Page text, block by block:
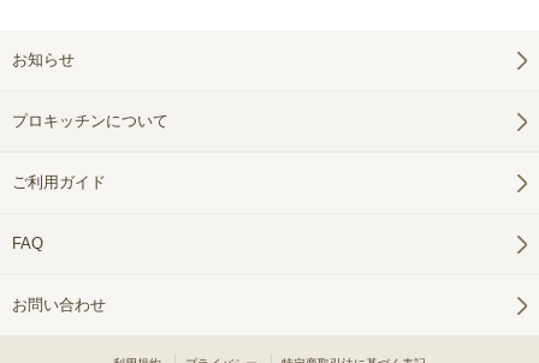
お知らせ
プロキッチンについて
ご利用ガイド
FAQ
お問い合わせ